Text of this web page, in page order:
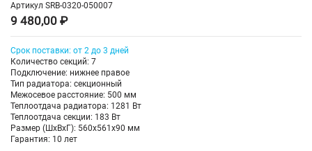
Артикул SRB-0320-050007
9 480,00 ₽
Срок поставки: от 2 до 3 дней
Количество секций: 7
Подключение: нижнее правое
Тип радиатора: секционный
Межосевое расстояние: 500 мм
Теплоотдача радиатора: 1281 Вт
Теплоотдача секции: 183 Вт
Размер (ШхВхГ): 560х561х90 мм
Гарантия: 10 лет